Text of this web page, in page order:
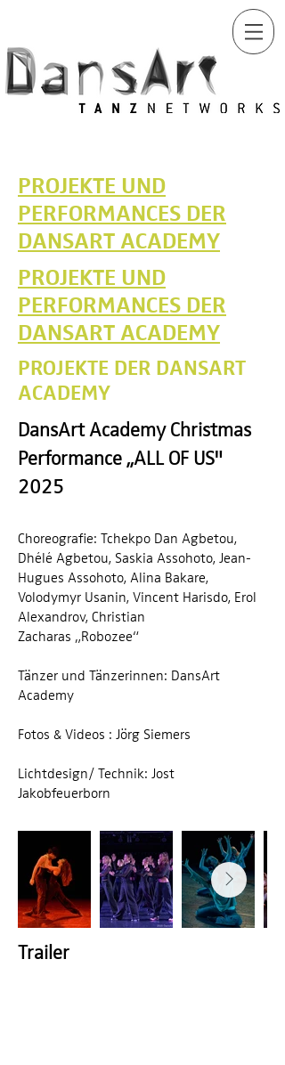
PROJEKTE UND
PERFORMANCES DER
DANSART ACADEMY
PROJEKTE UND
PERFORMANCES DER
DANSART ACADEMY
PROJEKTE DER DANSART
ACADEMY
DansArt Academy Christmas
Performance ,,ALL OF US"
2025
Choreografie: Tchekpo Dan Agbetou,
Dhélé Agbetou, Saskia Assohoto, Jean-
Hugues Assohoto, Alina Bakare,
Volodymyr Usanin, Vincent Harisdo, Erol
Alexandrov, Christian
Zacharas „Robozee“
Tänzer und Tänzerinnen: DansArt
Academy
Fotos & Videos : Jörg Siemers
Lichtdesign/ Technik: Jost
Jakobfeuerborn
Trailer